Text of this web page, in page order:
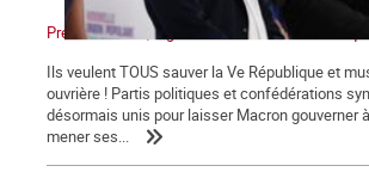
Présidentielles, législatives : Non au front
Ils veulent TOUS sauver la Ve République et
ouvrière ! Partis politiques et confédérations
désormais unis pour laisser Macron gouverner
mener ses...